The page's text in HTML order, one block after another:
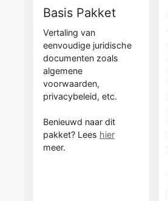
Basis Pakket
Vertaling van
eenvoudige juridische
documenten zoals
algemene
voorwaarden,
privacybeleid, etc.
Benieuwd naar dit
pakket? Lees hier
meer.